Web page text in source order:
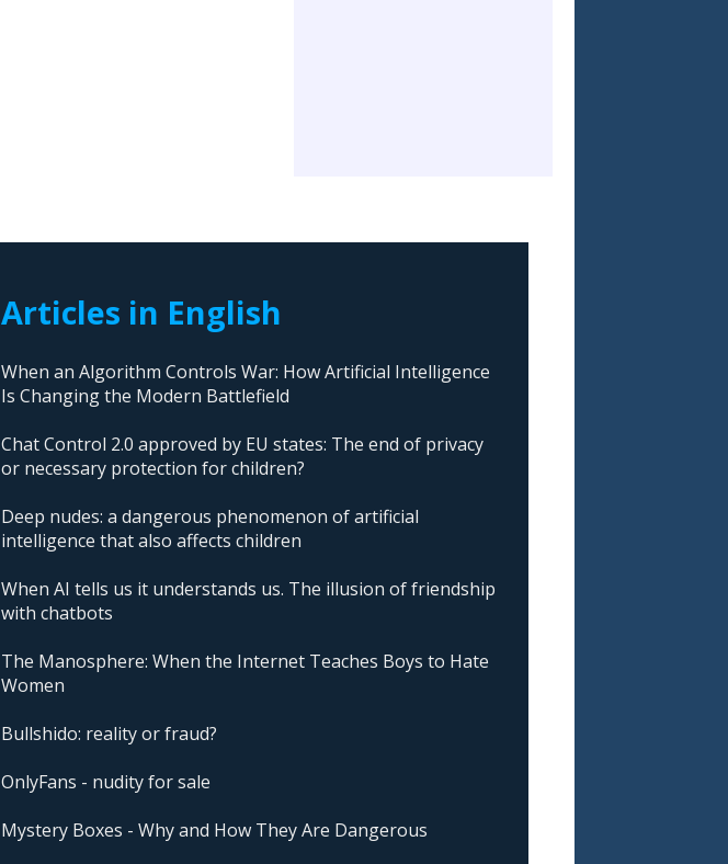
Articles in English
When an Algorithm Controls War: How Artificial Intelligence
Is Changing the Modern Battlefield
Chat Control 2.0 approved by EU states: The end of privacy
or necessary protection for children?
Deep nudes: a dangerous phenomenon of artificial
intelligence that also affects children
When AI tells us it understands us. The illusion of friendship
with chatbots
The Manosphere: When the Internet Teaches Boys to Hate
Women
Bullshido: reality or fraud?
OnlyFans - nudity for sale
Mystery Boxes - Why and How They Are Dangerous